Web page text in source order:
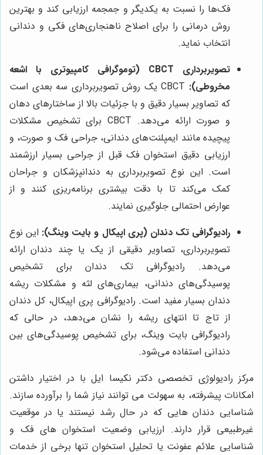
فک‌ها را نسبت به یکدیگر و جمجمه ارزیابی کند و بهترین
روش درمانی را برای اصلاح ناهنجاری‌های فکی و دندانی
انتخاب نماید.
تصویربرداری CBCT (توموگرافی کامپیوتری با اشعه
مخروطی):
CBCT یک روش تصویربرداری سه بعدی است
که تصاویر بسیار دقیق و با جزئیات بالا از ساختارهای دهان
و صورت ارائه می‌دهد. CBCT برای تشخیص مشکلات
پیچیده مانند ایمپلنت‌های دندانی، جراحی فک و صورت، و
ارزیابی دقیق استخوان فک قبل از جراحی بسیار ارزشمند
است. این نوع تصویربرداری به دندانپزشکان و جراحان
کمک می‌کند تا با دقت بیشتری برنامه‌ریزی کنند و از
عوارض احتمالی جلوگیری نمایند.
رادیوگرافی تک دندان (پری اپیکال و بایت وینگ): این نوع
تصویربرداری، تصاویر دقیقی از یک یا چند دندان ارائه
می‌دهد. رادیوگرافی تک دندان برای تشخیص
پوسیدگی‌های دندانی، بیماری‌های لثه و مشکلات ریشه
دندان بسیار مفید است. رادیوگرافی پری اپیکال، کل دندان
از تاج تا انتهای ریشه را نشان می‌دهد، در حالی که
رادیوگرافی بایت وینگ، برای تشخیص پوسیدگی‌های بین
دندانی استفاده می‌شود.
مرکز رادیولوژی تخصصی دکتر نکیسا ایل با در اختیار داشتن
امکانات پیشرفته، به سهولت می توانند نیاز شما را برآورده سازند.
شناسایی دندان هایی که در حال رشد نیستند یا در موقعیت
غیرطبیعی قرار دارند. ارزیابی وضعیت استخوان های فک و
شناسایی علائم عفونت یا تحلیل استخوان تنها برخی از خدمات